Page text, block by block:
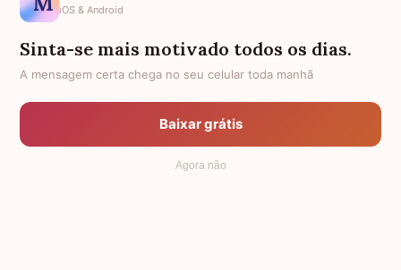
iOS & Android
Sinta-se mais motivado todos os dias.
A mensagem certa chega no seu celular toda manhã
Baixar grátis
Agora não